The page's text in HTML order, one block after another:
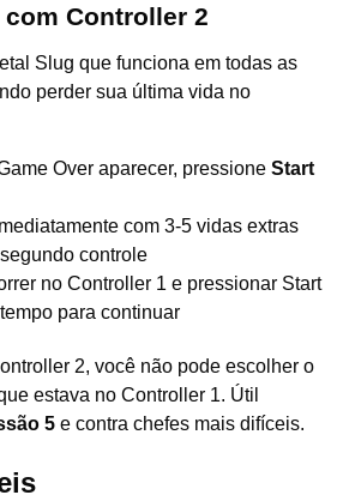
Controller 2
Slug que funciona em todas as
perder sua última vida no
Over aparecer, pressione Start
com 3-5 vidas extras
controle
no Controller 1 e pressionar Start
para continuar
2, você não pode escolher o
estava no Controller 1. Útil
5 e contra chefes mais difíceis.